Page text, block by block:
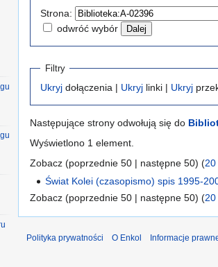
nawigacji
wyszukiwania
Strona:
odwróć wybór
Filtry
Ukryj dołączenia | Ukryj linki | Ukryj
Następujące strony odwołują się do
Wyświetlono 1 element.
Zobacz (poprzednie 50 | następne 50) (20
Świat Kolei (czasopismo) spis 1995-
Zobacz (poprzednie 50 | następne 50) (20
Polityka prywatności O Enkol Informacje